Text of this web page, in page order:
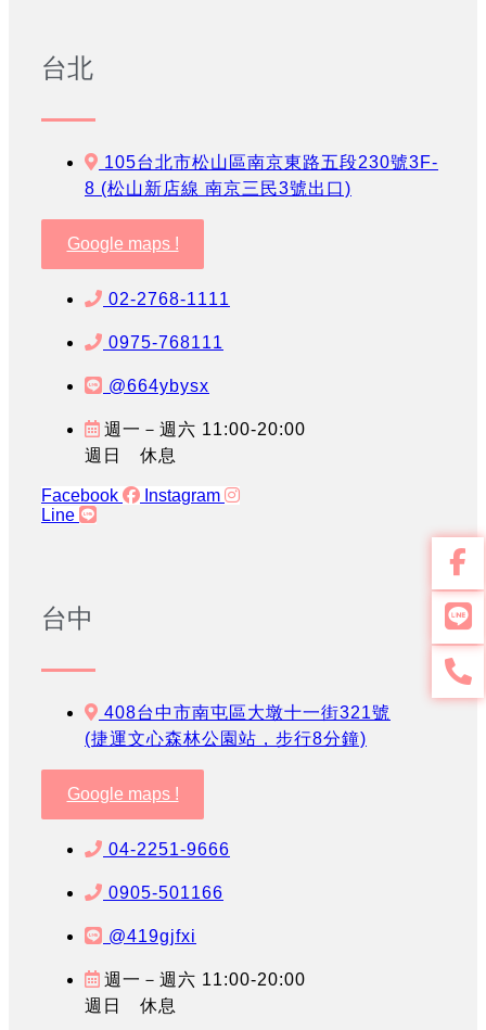
台北
105台北市松山區南京東路五段230號3F-
8 (松山新店線 南京三民3號出口)
Google maps !
02-2768-1111
0975-768111
@664ybysx
週一－週六 11:00-20:00
週日 休息
Facebook
Instagram
Line
台中
408台中市南屯區大墩十一街321號
(捷運文心森林公園站，步行8分鐘)
Google maps !
04-2251-9666
0905-501166
@419gjfxi
週一－週六 11:00-20:00
週日 休息